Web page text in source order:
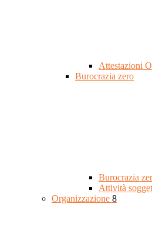
Attestazioni
Burocrazia zero
Burocrazia
Attività
Organizzazione 8